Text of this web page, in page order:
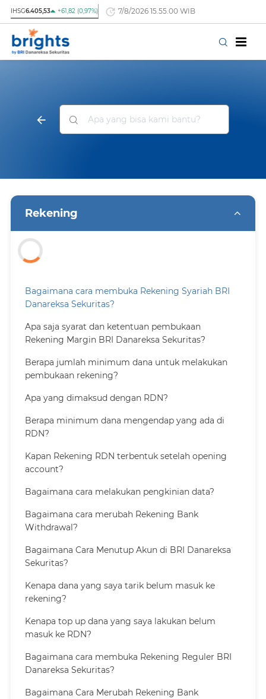
IHSG6.405,53 +61,82 (0,97%) 7/8/2026 15.55.00 WIB
Rekening
Bagaimana cara membuka Rekening Syariah BRI
Danareksa Sekuritas?
Apa saja syarat dan ketentuan pembukaan
Rekening Margin BRI Danareksa Sekuritas?
Berapa jumlah minimum dana untuk melakukan
pembukaan rekening?
Apa yang dimaksud dengan RDN?
Berapa minimum dana mengendap yang ada di
RDN?
Kapan Rekening RDN terbentuk setelah opening
account?
Bagaimana cara melakukan pengkinian data?
Bagaimana cara merubah Rekening Bank
Withdrawal?
Bagaimana Cara Menutup Akun di BRI Danareksa
Sekuritas?
Kenapa dana yang saya tarik belum masuk ke
rekening?
Kenapa top up dana yang saya lakukan belum
masuk ke RDN?
Bagaimana cara membuka Rekening Reguler BRI
Danareksa Sekuritas?
Bagaimana Cara Merubah Rekening Bank